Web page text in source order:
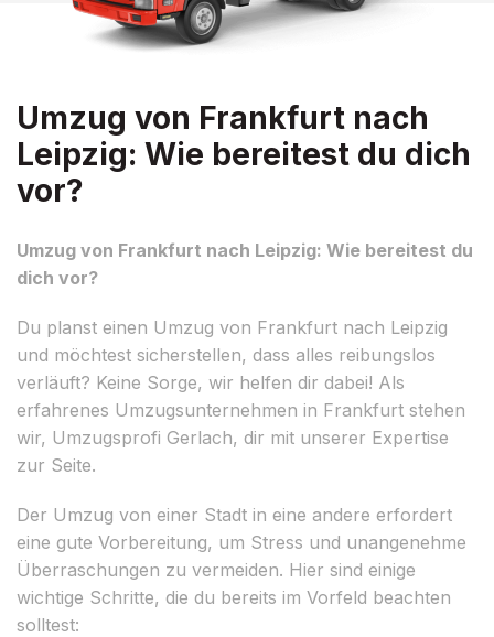
Umzug von Frankfurt nach
Leipzig: Wie bereitest du dich
vor?
Umzug von Frankfurt nach Leipzig: Wie bereitest du
dich vor?
Du planst einen Umzug von Frankfurt nach Leipzig
und möchtest sicherstellen, dass alles reibungslos
verläuft? Keine Sorge, wir helfen dir dabei! Als
erfahrenes Umzugsunternehmen in Frankfurt stehen
wir, Umzugsprofi Gerlach, dir mit unserer Expertise
zur Seite.
Der Umzug von einer Stadt in eine andere erfordert
eine gute Vorbereitung, um Stress und unangenehme
Überraschungen zu vermeiden. Hier sind einige
wichtige Schritte, die du bereits im Vorfeld beachten
solltest: